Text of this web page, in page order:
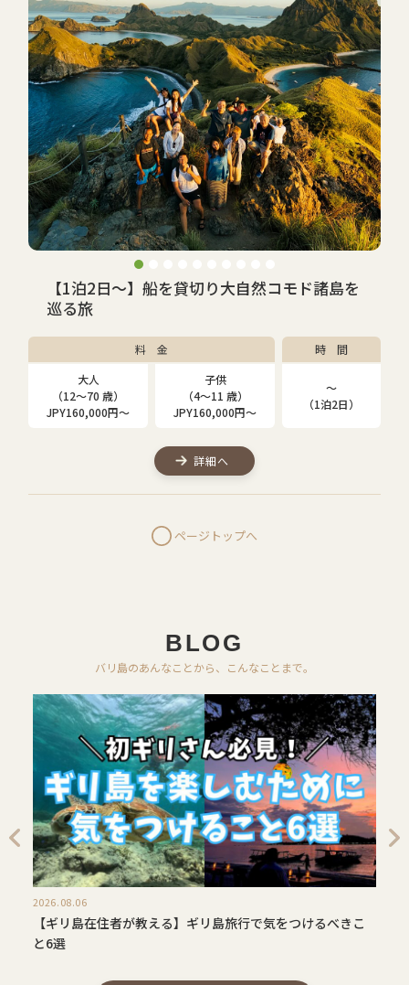
【1泊2日～】船を貸切り大自然コモド諸島を
巡る旅
料 金
大人
（12～70 歳）
JPY160,000円〜
子供
（4～11 歳）
JPY160,000円〜
時 間
〜
（1泊2日）
詳細へ
ページトップへ
BLOG
バリ島のあんなことから、こんなことまで。
2026.08.06
【ギリ島在住者が教える】ギリ島旅行で気をつけるべきこ
と6選